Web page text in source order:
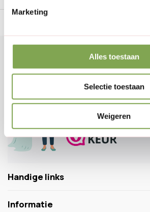
Marketing
Alles toestaan
Selectie toestaan
Weigeren
Klantenservice
Veelgestelde vragen
0346 218 111
info@dewiltfang.nl
+31 640511932
Handige links
Informatie